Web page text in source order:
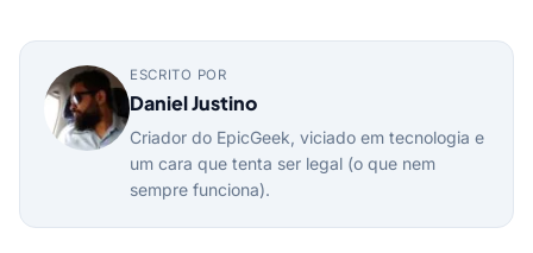
ESCRITO POR
Daniel Justino
Criador do EpicGeek, viciado em tecnologia e
um cara que tenta ser legal (o que nem
sempre funciona).